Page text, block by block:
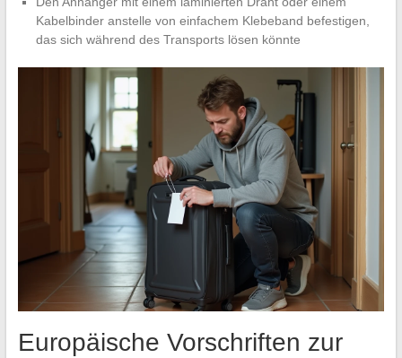
Kabelbinder anstelle von einfachem Klebeband befestigen,
das sich während des Transports lösen könnte
Europäische Vorschriften zur